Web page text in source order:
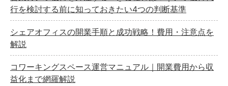
総務の給湯室
秘書のノウハウ
次へ
行を検討する前に知っておきたい4つの判断基準
シェアオフィスの開業手順と成功戦略！費用・注意点を
解説
コワーキングスペース運営マニュアル｜開業費用から収
益化まで網羅解説